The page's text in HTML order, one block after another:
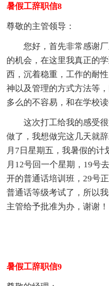
暑假工辞职信8
尊敬的主管领导：
您好，首先非常感谢厂
的机会，在这里我真正的
西，沉着稳重，工作的耐
神以及管理的方式方法等
多么的不容易，和在学校
这次打工给我的感受很
做了，我想做完这几天就
月7日星期五，我暑假的计
月12号回一个星期，19号
开的普通话培训班，29号
普通话等级考试了，所以
主管给予批准为办，谢谢！
暑假工辞职信9